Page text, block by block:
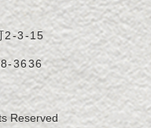
2-3-15
3636
Reserved